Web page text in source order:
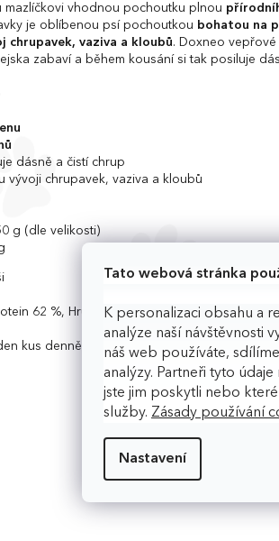
Tato webová stránka
K personalizaci obsahu a
analýze naší návštěvnosti
náš web používáte,
analýzy. Partneři tyto
jste jim poskytli nebo
služby. Zásady používání
Nastavení
mazlíčkovi vhodnou pochoutku plnou
je oblíbenou psí pochoutkou bohatou na
chrupavek, vaziva a kloubů. Doxneo vepřové
zabaví a během kousání si tak posiluje
dásně a čistí chrup
vývoji chrupavek, vaziva a kloubů
g (dle velikosti)
62 %, Hrubý tuk 25 %, Popeloviny 3 %,
kus denně